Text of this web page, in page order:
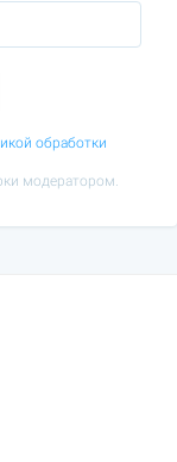
обработки
модератором.